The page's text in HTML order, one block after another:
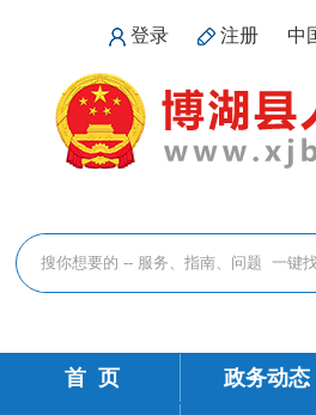
登录 注册 中
首 页 政务动态